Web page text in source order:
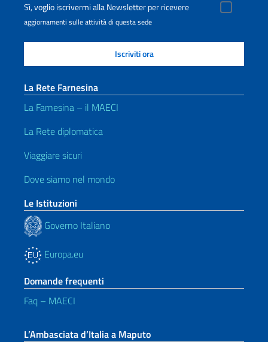
Sì, voglio iscrivermi alla Newsletter per ricevere
aggiornamenti sulle attività di questa sede
La Rete Farnesina
La Farnesina – il MAECI
La Rete diplomatica
Viaggiare sicuri
Dove siamo nel mondo
Le Istituzioni
Governo Italiano
Europa.eu
Domande frequenti
Faq – MAECI
L’Ambasciata d’Italia a Maputo